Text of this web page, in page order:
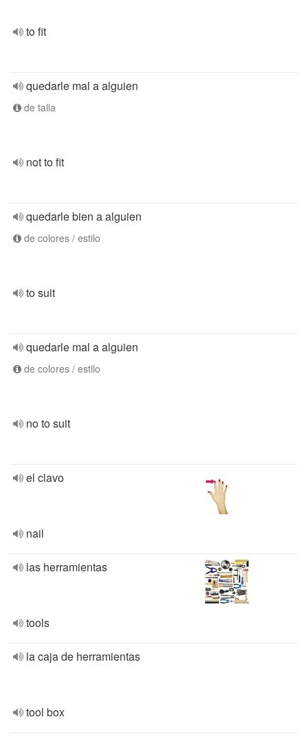
to fit
quedarle mal a alguien
de talla
not to fit
quedarle bien a alguien
de colores / estilo
to suit
quedarle mal a alguien
de colores / estilo
no to suit
el clavo
nail
las herramientas
tools
la caja de herramientas
tool box